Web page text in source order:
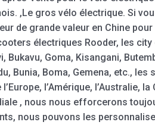
,Le gros vélo électrique. Si
de grande valeur en Chine
électriques Rooder, les
Goma, Kisangani,
Bunia, Boma, Gemena, etc.,
l’Amérique, l’Australie,
, nous nous efforcerons
nous pouvons les